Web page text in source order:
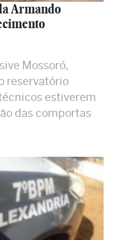
Armando
Mossoró,
reservatório
estiverem
das comportas